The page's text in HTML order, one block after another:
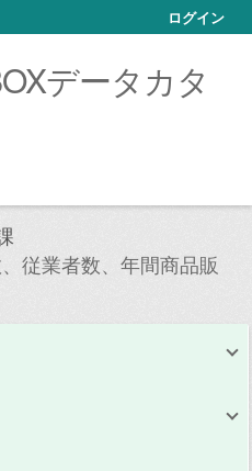
ログイン
データカタ
従業者数、年間商品販